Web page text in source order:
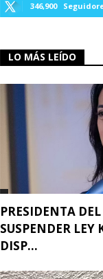
346,900
LO MÁS LEÍDO
PRESIDENTA
SUSPENDER LEY
DISP...